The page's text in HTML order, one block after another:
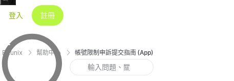
登入
註冊
Bitunix 幫助中心 帳號限制申訴提交指南 (App)